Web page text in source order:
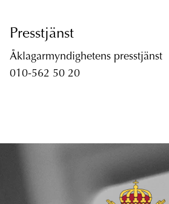
Presstjänst
Åklagarmyndighetens presstjänst
010-562 50 20